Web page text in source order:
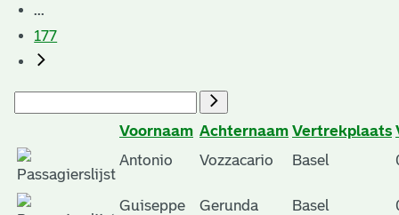
...
177
Voornaam Achternaam Vertrekplaats
Antonio
Vozzacario Basel
Guiseppe Gerunda Basel